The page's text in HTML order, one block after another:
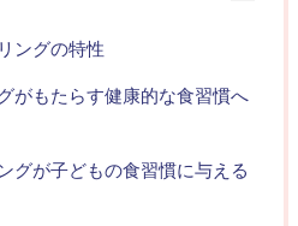
ングの特性
がもたらす健康的な食習慣へ
グが子どもの食習慣に与える